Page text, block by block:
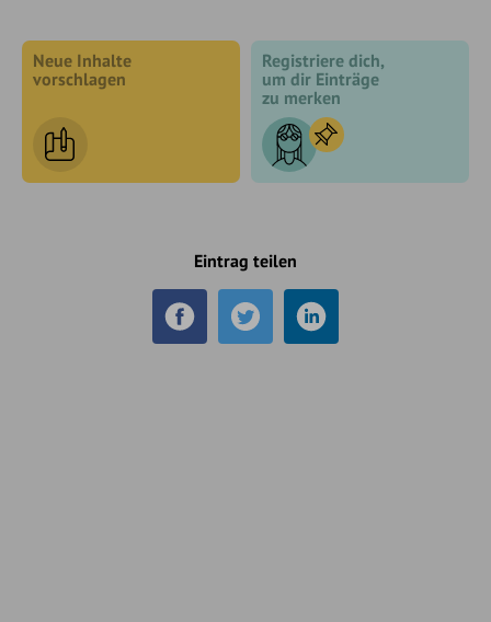
Neue Inhalte
vorschlagen
Registriere dich,
um dir Einträge
zu merken
Eintrag teilen